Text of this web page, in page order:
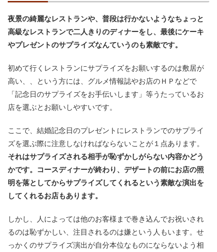
夜景の綺麗なレストランや、普段は行かないようなちょっと
高級なレストランで二人きりのディナーをし、最後にケーキ
やプレゼントのサプライズなんていうのも素敵です。
初めて行くレストランにサプライズをお願いするのは敷居が
高い、、という方には、グルメ情報誌やお店のＨＰなどで
「記念日のサプライズをお手伝いします」等うたっているお
店を選ぶとお願いしやすいです。
ここで、結婚記念日のプレゼントにレストランでのサプライ
ズを選ぶ際に注意しなければならないことが１点あります。
それはサプライズされる相手が恥ずかしがらない内容かどう
かです。コースディナーが終わり、デザートの前にお店の照
明を落としてからサプライズしてくれるという素敵な演出を
してくれるお店もあります。
しかし、人によっては他のお客様まで巻き込んでお祝いされ
るのは恥ずかしい、注目されるのは嫌という人もいます。せ
っかくのサプライズ演出が自分本位なものにならないよう相